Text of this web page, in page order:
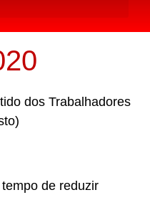
dos Trabalhadores
de reduzir